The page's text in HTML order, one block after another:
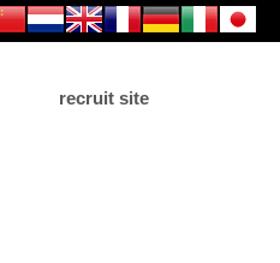
recruit site